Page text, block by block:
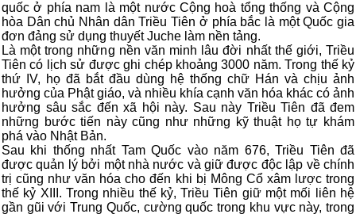
quốc ở phía nam là một nước Cộng hoà tổng thống và Cộng
hòa Dân chủ Nhân dân Triều Tiên ở phía bắc là một Quốc gia
đơn đảng sử dụng thuyết Juche làm nền tảng.
Là một trong những nền văn minh lâu đời nhất thế giới, Triều
Tiên có lịch sử được ghi chép khoảng 3000 năm. Trong thế kỷ
thứ IV, họ đã bắt đầu dùng hệ thống chữ Hán và chịu ảnh
hưởng của Phật giáo, và nhiều khía cạnh văn hóa khác có ảnh
hưởng sâu sắc đến xã hội này. Sau này Triều Tiên đã đem
những bước tiến này cũng như những kỹ thuật họ tự khám
phá vào Nhật Bản.
Sau khi thống nhất Tam Quốc vào năm 676, Triều Tiên đã
được quản lý bởi một nhà nước và giữ được độc lập về chính
trị cũng như văn hóa cho đến khi bị Mông Cổ xâm lược trong
thế kỷ XIII. Trong nhiều thế kỷ, Triều Tiên giữ một mối liên hệ
gần gũi với Trung Quốc, cường quốc trong khu vực này, trong